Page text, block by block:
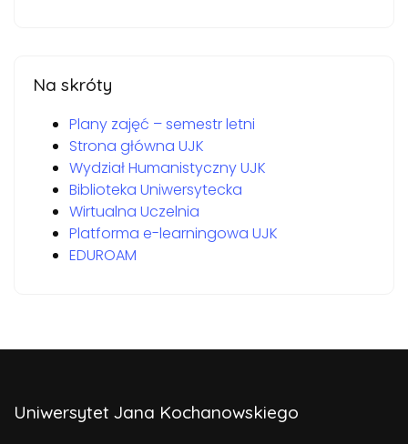
Na skróty
Plany zajęć – semestr letni
Strona główna UJK
Wydział Humanistyczny UJK
Biblioteka Uniwersytecka
Wirtualna Uczelnia
Platforma e-learningowa UJK
EDUROAM
Uniwersytet Jana Kochanowskiego